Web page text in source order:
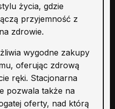
życia, gdzie
przyjemność z
zdrowie.
wygodne zakupy
oferując zdrową
ręki. Stacjonarna
pozwala także na
oferty, nad którą